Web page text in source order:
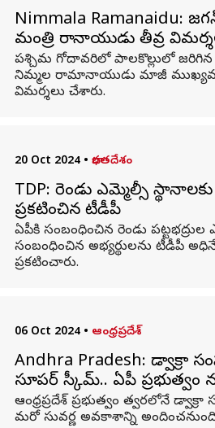
Nimmala Ramanaidu:
మంత్రి రామానాయుడు తీవ్ర
పశ్చిమ గోదావరిలో పాలకొల్లులో జరిగిన
నిమ్మల రామానాయుడు మాజీ
విమర్శలు చేశారు.
20 Oct 2024 • భారతదేశం
TDP: రెండు ఎమ్మెల్సీ స్థానాలకు
ప్రకటించిన టీడీపీ
ఏపీకి సంబంధించిన రెండు పట్టభద్రుల
సంబంధించిన అభ్యర్థులను టీడీపీ
ప్రకటించారు.
06 Oct 2024 • ఆంధ్రప్రదేశ్
Andhra Pradesh: డ్వాక్రా
సూపర్ స్కీమ్.. ఏపీ ప్రభుత్వం
ఆంధ్రప్రదేశ్ ప్రభుత్వం త్వరలోనే
మరో సువర్ణ అవకాశాన్ని